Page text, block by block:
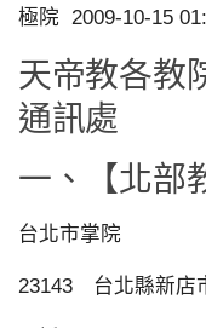
極院 2009-10-15
天帝教各教
通訊處
一、【北部
台北市掌院
23143 台北縣新店